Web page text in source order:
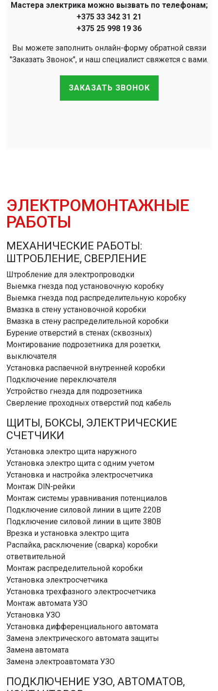
Мастера электрика можно вызвать по телефонам;
+375 33 342 31 21
+375 25 998 19 36
Вы можете заполнить онлайн-форму обратной связи
"Заказать Звонок", и наш специалист свяжется с вами.
ЗАКАЗАТЬ ЗВОНОК
ЭЛЕКТРОМОНТАЖНЫЕ
РАБОТЫ
МЕХАНИЧЕСКИЕ РАБОТЫ:
ШТРОБЛЕНИЕ, СВЕРЛЕНИЕ
Штробление для электропроводки
Выемка гнезда под установочную коробку
Выемка гнезда под распределительную коробку
Вмазка в стену установочной коробки
Вмазка в стену распределительной коробки
Бурение отверстий в стенах (сквозных)
Монтирование подрозетника для розетки,
выключателя
Установка распаечной внутренней коробки
Подключение переключателя
Устройство гнезда для подрозетника
Сверление проходных отверстий под кабель
ЩИТЫ, БОКСЫ, ЭЛЕКТРИЧЕСКИЕ
СЧЕТЧИКИ
Установка электро щита наружного
Установка электро щита с одним учетом
Установка и настройка электросчетчика
Монтаж DlN-рейки
Монтаж системы уравнивания потенциалов
Подключение силовой линии в щите 220В
Подключение силовой линии в щите 380В
Врезка и установка электро щита
Распайка, расключение (сварка) коробки
ответвительной
Монтаж распределительной коробки
Установка электросчетчика
Установка трехфазного электросчетчика
Монтаж автомата УЗО
Установка УЗО
Установка дифференциального автомата
Замена электрического автомата защиты
Замена автомата
Замена электроавтомата УЗО
ПОДКЛЮЧЕНИЕ УЗО, АВТОМАТОВ,